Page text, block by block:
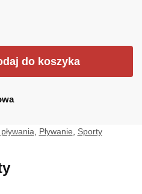
do koszyka
Pływanie Sporty